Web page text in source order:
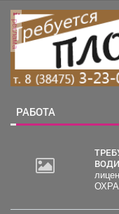
реклама
РАБОТА
ТРЕБУЕТСЯ - ОХРАННИКИ, ОХРАННИКИ-